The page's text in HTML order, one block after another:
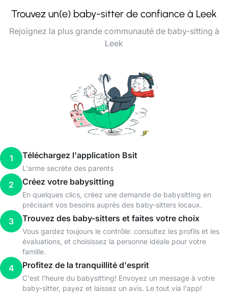
Trouvez un(e) baby-sitter de confiance à Leek
Rejoignez la plus grande communauté de baby-sitting à
Leek
1 Téléchargez l'application Bsit
L'arme secrète des parents
2 Créez votre babysitting
En quelques clics, créez une demande de babysitting en
précisant vos besoins auprès des baby-sitters locaux.
3 Trouvez des baby-sitters et faites votre choix
Vous gardez toujours le contrôle: consultez les profils et les
évaluations, et choisissez la personne idéale pour votre
famille.
4 Profitez de la tranquillité d'esprit
C'est l'heure du babysitting! Envoyez un message à votre
baby-sitter, payez et laissez un avis. Le tout via l'app!